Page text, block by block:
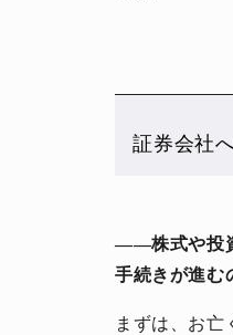
証券会社
――株式や投
手続きが進む
まずは、お亡